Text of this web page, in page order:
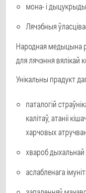
мона- і
Лячэбныя
Народная медыцына
для лячэння вялікай
Унікальны прадукт
паталогій
калітаў, атаніі
харчовых
хвароб дыхальнай
аслабленага